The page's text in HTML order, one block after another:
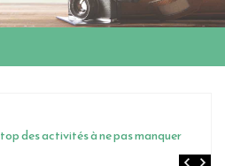
des activités à ne pas manquer